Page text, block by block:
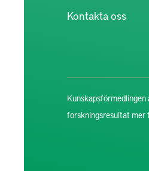
Kontakta oss
forskningsresultat mer